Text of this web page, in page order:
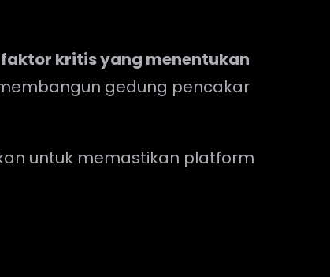
faktor kritis yang menentukan
gedung pencakar
untuk memastikan platform